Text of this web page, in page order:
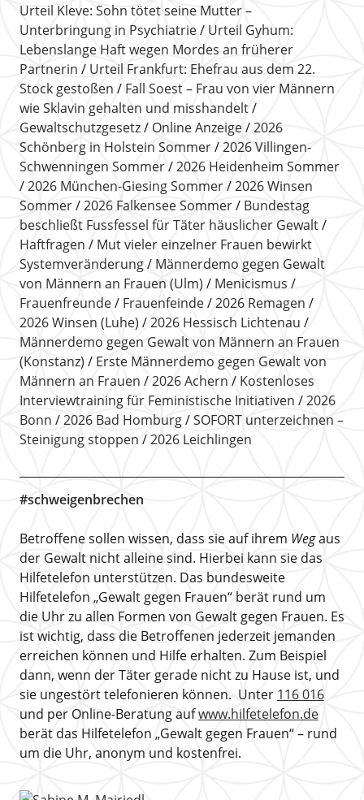
Urteil Kleve: Sohn tötet seine Mutter –
Unterbringung in Psychiatrie
Urteil Gyhum:
Lebenslange Haft wegen Mordes an früherer
Partnerin
Urteil Frankfurt: Ehefrau aus dem 22.
Stock gestoßen
Fall Soest – Frau von vier Männern
wie Sklavin gehalten und misshandelt
Gewaltschutzgesetz
Online Anzeige
2026
Schönberg in Holstein Sommer
2026 Villingen-
Schwenningen Sommer
2026 Heidenheim Sommer
2026 München-Giesing Sommer
2026 Winsen
Sommer
2026 Falkensee Sommer
Bundestag
beschließt Fussfessel für Täter häuslicher Gewalt
Haftfragen
Mut vieler einzelner Frauen bewirkt
Systemveränderung
Männerdemo gegen Gewalt
von Männern an Frauen (Ulm)
Menicismus
Frauenfreunde
Frauenfeinde
2026 Remagen
2026 Winsen (Luhe)
2026 Hessisch Lichtenau
Männerdemo gegen Gewalt von Männern an Frauen
(Konstanz)
Erste Männerdemo gegen Gewalt von
Männern an Frauen
2026 Achern
Kostenloses
Interviewtraining für Feministische Initiativen
2026
Bonn
2026 Bad Homburg
SOFORT unterzeichnen –
Steinigung stoppen
2026 Leichlingen
#schweigenbrechen
Betroffene sollen wissen, dass sie auf ihrem Wegaus
der Gewalt nicht alleine sind. Hierbei kann sie das
Hilfetelefon unterstützen. Das bundesweite
Hilfetelefon „Gewalt gegen Frauen“ berät rund um
die Uhr zu allen Formen von Gewalt gegen Frauen. Es
ist wichtig, dass die Betroffenen jederzeit jemanden
erreichen können und Hilfe erhalten. Zum Beispiel
dann, wenn der Täter gerade nicht zu Hause ist, und
sie ungestört telefonieren können. Unter 116 016
und per Online-Beratung aufwww.hilfetelefon.de
berät das Hilfetelefon „Gewalt gegen Frauen“ – rund
um die Uhr, anonym und kostenfrei.